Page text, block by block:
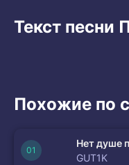
Текст песни
Похожие по
Нет душе
GUT1K